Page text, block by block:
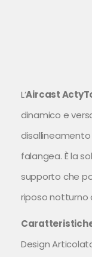
L’Aircast
dinamico e
falangea. È la
supporto che
riposo notturno
Design